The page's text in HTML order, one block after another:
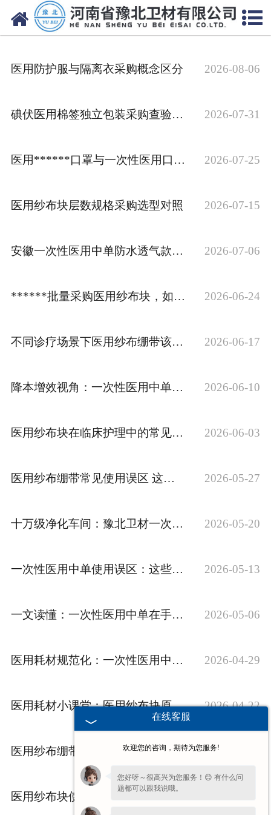
网站首页
新闻动态
产品中心
人才招聘
医用防护服与隔离衣采购概念区分 2026-08-06
碘伏医用棉签独立包装采购查验方法 2026-07-31
医用******口罩与一次性医用口罩采购区分 2026-07-25
医用纱布块层数规格采购选型对照 2026-07-15
安徽一次性医用中单防水透气款采购辨别方法 2026-07-06
******批量采购医用纱布块，如何判断面料做工是否达标 2026-06-24
不同诊疗场景下医用纱布绷带该如何匹配使用规格? 2026-06-17
降本增效视角：一次性医用中单批量采购优化思路 2026-06-10
医用纱布块在临床护理中的常见应用场景 2026-06-03
医用纱布绷带常见使用误区 这些细节不容忽视 2026-05-27
十万级净化车间：豫北卫材一次性医用中单的生产环境****** 2026-05-20
一次性医用中单使用误区：这些细节你可能忽略了 2026-05-13
一文读懂：一次性医用中单在手术室与病房的核心作用 2026-05-06
医用耗材规范化：一次性医用中单临床应用标准解读 2026-04-29
医用耗材小课堂：医用纱布块原料与品质判断 2026-04-22
医用纱布绷带包扎技巧：从伤口固定到******护理的注意事项 2026-04-15
在线客服
欢迎您的咨询，期待为您服务!
您好呀～很高兴为您服务！😊 有什么问
题都可以跟我说哦。